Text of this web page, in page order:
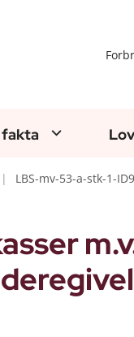
fakta
LBS-mv-53-a-stk-1-